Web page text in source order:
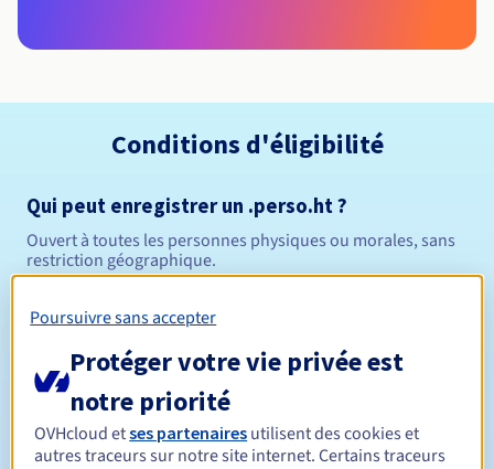
Conditions d'éligibilité
Qui peut enregistrer un .perso.ht ?
Ouvert à toutes les personnes physiques ou morales, sans
restriction géographique.
Règles de gestion et notifications
Durée de réservation Entre 1 et 5 ans
Durée de renouvellement Entre 1 et 5 ans
Poursuivre sans accepter
Protéger votre vie privée est
notre priorité
OVHcloud etses partenaires utilisent des cookies et
autres traceurs sur notre site internet. Certains traceurs